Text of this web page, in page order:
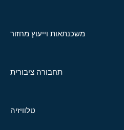
משכנתאות וייעוץ מחזור
תחבורה ציבורית
טלוויזיה